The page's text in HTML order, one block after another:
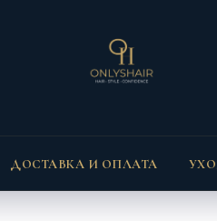
ДОСТАВКА И ОПЛАТА